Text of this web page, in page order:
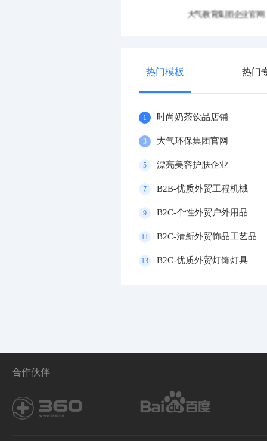
大气教育集团企业官网
热门模板 热门
1 时尚奶茶饮品店铺
3 大气环保集团官网
5 漂亮美容护肤企业
7 B2B-优质外贸工程机械
9 B2C-个性外贸户外用品
11 B2C-清新外贸饰品工艺品
13 B2C-优质外贸灯饰灯具
合作伙伴